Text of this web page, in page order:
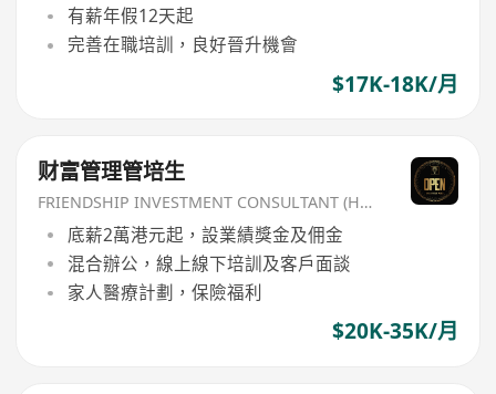
有薪年假12天起
完善在職培訓，良好晉升機會
$17K-18K/月
财富管理管培生
FRIENDSHIP INVESTMENT CONSULTANT (HK) CO
底薪2萬港元起，設業績獎金及佣金
混合辦公，線上線下培訓及客戶面談
家人醫療計劃，保險福利
$20K-35K/月